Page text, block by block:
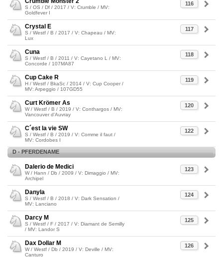
116
S / OS / Df / 2017 / V: Crumble / MV:
Goldfever I
117
Crystal E
S / Westf / B / 2017 / V: Chapeau / MV:
Lux
118
Cuna
S / Westf / B / 2011 / V: Cayetano L / MV:
Concorde / 107MA87
119
Cup Cake R
H / Westf / BkaSc / 2014 / V: Cup Cooper /
MV: Arpeggio / 107GD55
120
Curt Krömer As
W / Westf / B / 2019 / V: Conthargos / MV:
Vancouver d'Auvray
122
C´est la vie SW
S / Westf / B / 2019 / V: Comme il faut /
MV: Cordobes I
D - PFERDENAME
123
Dalerio de Medici
W / Hann / Db / 2009 / V: Dimaggio / MV:
Archipel
124
Danyla
S / Westf / B / 2018 / V: Dark Sensation /
MV: Lanciano
125
Darcy M
S / Westf / F / 2017 / V: Diamant de Semilly
/ MV: Landor S
126
Dax Dollar M
W / Westf / Db / 2019 / V: Deville / MV:
Canturo